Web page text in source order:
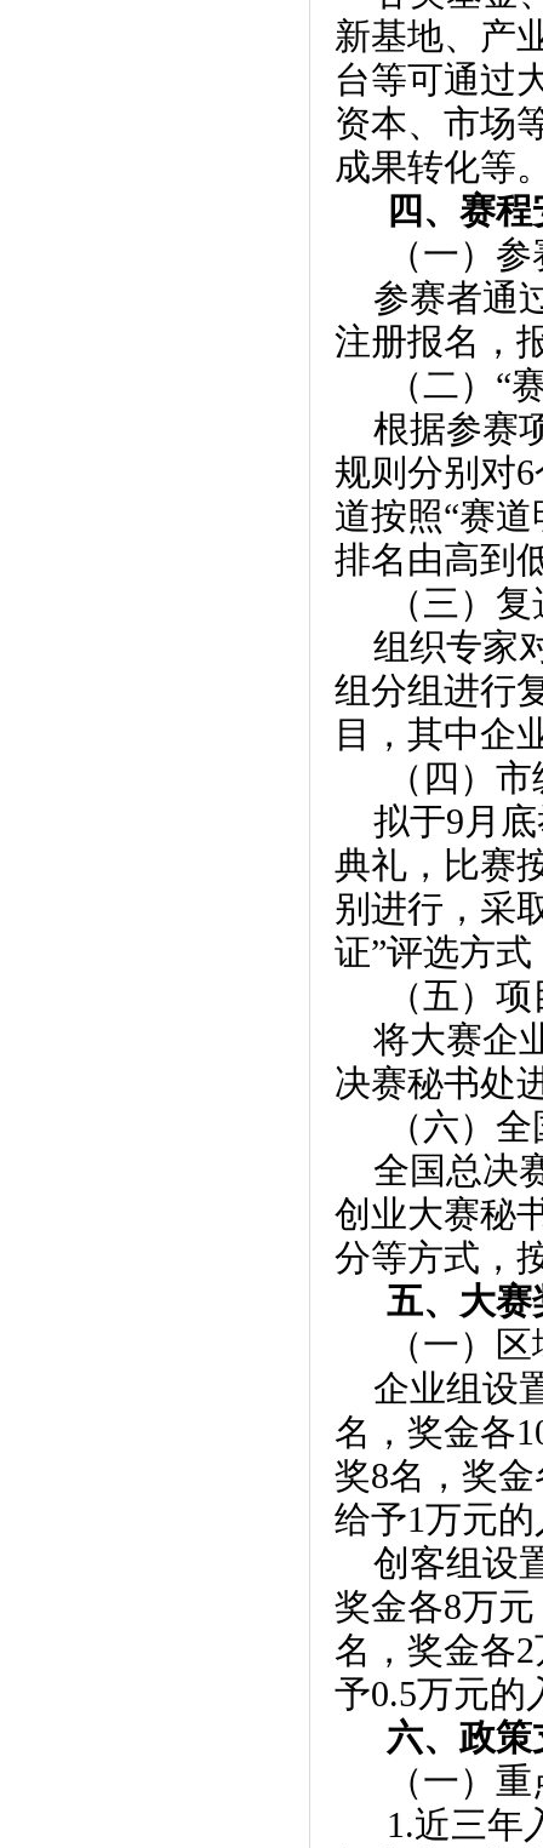
新基地、产
台等可通过
资本、市场
成果转化等
四、赛程
（一）
参赛者通
注册报名，
（二）“
根据参赛
规则分别对
道按照“赛
排名由高到
（三）
组织专家
组分组进行
目，其中企
（四）
拟于9月
典礼，比赛
别进行，采
证”评选方
（五）
将大赛企
决赛秘书处
（六）
全国总决
创业大赛秘
分等方式，
五、大赛
（一）
企业组设
名，奖金各
奖8名，奖
给予1万元
创客组设
奖金各8万
名，奖金各
予0.5万元的
六、政策
（一）
1.近三年